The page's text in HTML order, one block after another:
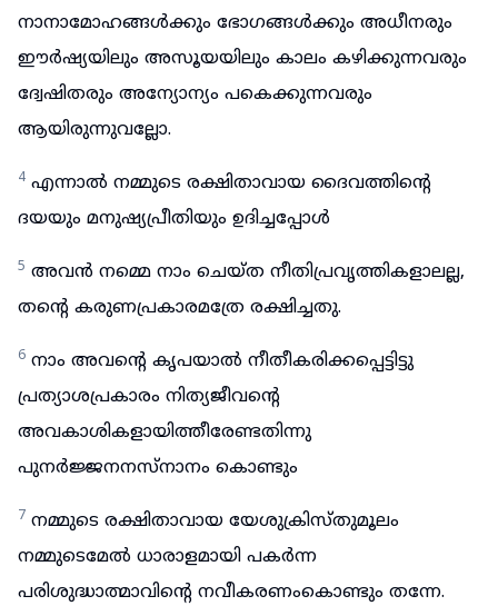
നാനാമോഹങ്ങൾക്കും ഭോഗങ്ങൾക്കും അധീനരും
ഈർഷ്യയിലും അസൂയയിലും കാലം കഴിക്കുന്നവരും
ദ്വേഷിതരും അന്യോന്യം പകെക്കുന്നവരും
ആയിരുന്നുവല്ലോ.
4 എന്നാൽ നമ്മുടെ രക്ഷിതാവായ ദൈവത്തിന്റെ
ദയയും മനുഷ്യപ്രീതിയും ഉദിച്ചപ്പോൾ
5 അവൻ നമ്മെ നാം ചെയ്ത നീതിപ്രവൃത്തികളാലല്ല,
തന്റെ കരുണപ്രകാരമത്രേ രക്ഷിച്ചതു.
6 നാം അവന്റെ കൃപയാൽ നീതീകരിക്കപ്പെട്ടിട്ടു
പ്രത്യാശപ്രകാരം നിത്യജീവന്റെ
അവകാശികളായിത്തീരേണ്ടതിന്നു
പുനർജ്ജനനസ്നാനം കൊണ്ടും
7 നമ്മുടെ രക്ഷിതാവായ യേശുക്രിസ്തുമൂലം
നമ്മുടെമേൽ ധാരാളമായി പകർന്ന
പരിശുദ്ധാത്മാവിന്റെ നവീകരണംകൊണ്ടും തന്നേ.